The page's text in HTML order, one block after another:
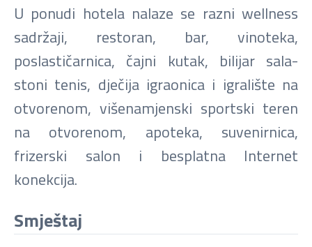
U ponudi hotela nalaze se razni wellness
sadržaji, restoran, bar, vinoteka,
poslastičarnica, čajni kutak, bilijar sala-
stoni tenis, dječija igraonica i igralište na
otvorenom, višenamjenski sportski teren
na otvorenom, apoteka, suvenirnica,
frizerski salon i besplatna Internet
konekcija.
Smještaj